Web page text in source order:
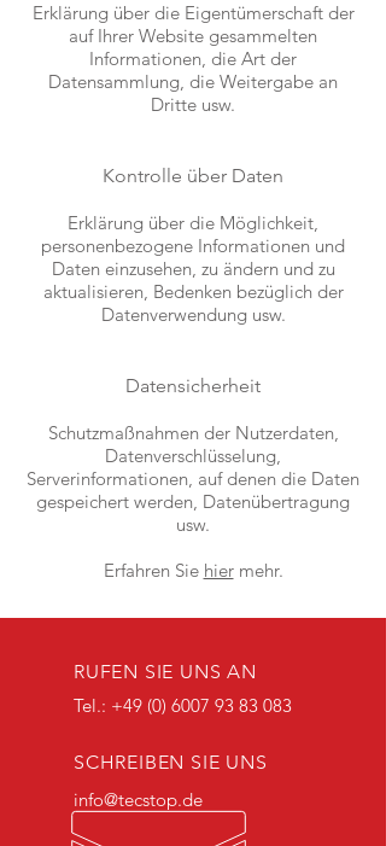
Erklärung über die Eigentümerschaft der
auf Ihrer Website gesammelten
Informationen, die Art der
Datensammlung, die Weitergabe an
Dritte usw.
Kontrolle über Daten
Erklärung über die Möglichkeit,
personenbezogene Informationen und
Daten einzusehen, zu ändern und zu
aktualisieren, Bedenken bezüglich der
Datenverwendung usw.
Datensicherheit
Schutzmaßnahmen der Nutzerdaten,
Datenverschlüsselung,
Serverinformationen, auf denen die Daten
gespeichert werden, Datenübertragung
usw.
Erfahren Sie hiermehr.
RUFEN SIE UNS AN
Tel.: +49 (0) 6007 93 83 083
SCHREIBEN SIE UNS
info@tecstop.de